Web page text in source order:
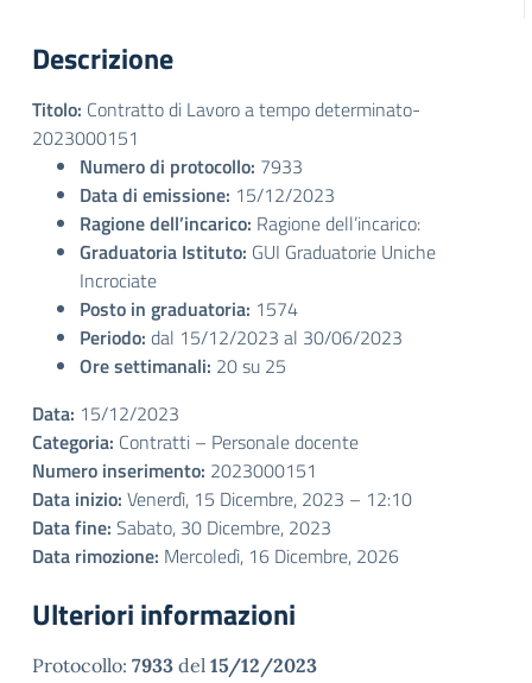
Descrizione
Titolo: Contratto di Lavoro a tempo determinato-
2023000151
Numero di protocollo: 7933
Data di emissione: 15/12/2023
Ragione dell’incarico: Ragione dell’incarico:
Graduatoria Istituto: GUI Graduatorie Uniche
Incrociate
Posto in graduatoria: 1574
Periodo: dal 15/12/2023 al 30/06/2023
Ore settimanali: 20 su 25
Data: 15/12/2023
Categoria: Contratti – Personale docente
Numero inserimento: 2023000151
Data inizio: Venerdì, 15 Dicembre, 2023 – 12:10
Data fine: Sabato, 30 Dicembre, 2023
Data rimozione: Mercoledì, 16 Dicembre, 2026
Ulteriori informazioni
Protocollo: 7933 del 15/12/2023